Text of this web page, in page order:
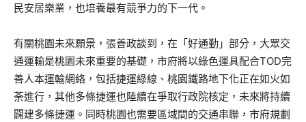
民安居樂業，也培養最有競爭力的下一代。
有關桃園未來願景，張善政談到，在「好通勤」部分，大眾交
通運輸是桃園未來重要的基礎，市府將以綠色運具配合TOD完
善人本運輸網絡，包括捷運綠線、桃園鐵路地下化正在如火如
荼進行，其他多條捷運也陸續在爭取行政院核定，未來將持續
闢建多條捷運。同時桃園也需要區域間的交通串聯，市府規劃